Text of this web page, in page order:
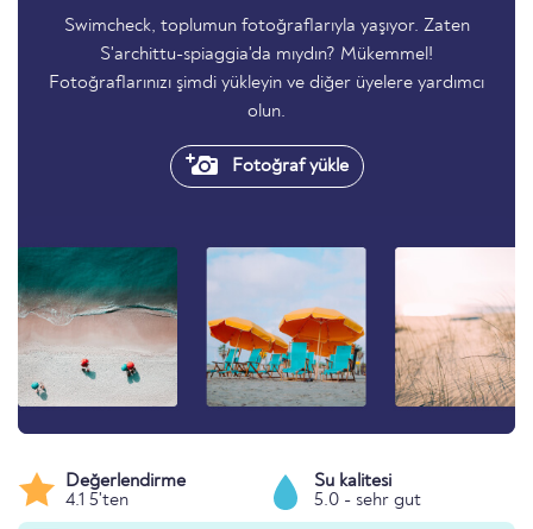
Swimcheck, toplumun fotoğraflarıyla yaşıyor. Zaten
S'archittu-spiaggia'da mıydın? Mükemmel!
Fotoğraflarınızı şimdi yükleyin ve diğer üyelere yardımcı
olun.
Fotoğraf yükle
Değerlendirme
4.1 5'ten
Su kalitesi
5.0 - sehr gut